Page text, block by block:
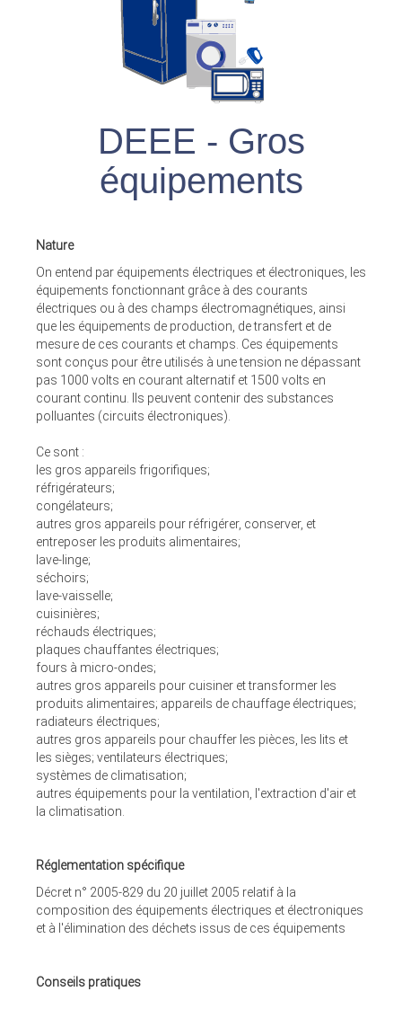
DEEE - Gros
équipements
Nature
On entend par équipements électriques et électroniques, les
équipements fonctionnant grâce à des courants
électriques ou à des champs électromagnétiques, ainsi
que les équipements de production, de transfert et de
mesure de ces courants et champs. Ces équipements
sont conçus pour être utilisés à une tension ne dépassant
pas 1000 volts en courant alternatif et 1500 volts en
courant continu. Ils peuvent contenir des substances
polluantes (circuits électroniques).
Ce sont :
les gros appareils frigorifiques;
réfrigérateurs;
congélateurs;
autres gros appareils pour réfrigérer, conserver, et
entreposer les produits alimentaires;
lave-linge;
séchoirs;
lave-vaisselle;
cuisinières;
réchauds électriques;
plaques chauffantes électriques;
fours à micro-ondes;
autres gros appareils pour cuisiner et transformer les
produits alimentaires; appareils de chauffage électriques;
radiateurs électriques;
autres gros appareils pour chauffer les pièces, les lits et
les sièges; ventilateurs électriques;
systèmes de climatisation;
autres équipements pour la ventilation, l'extraction d'air et
la climatisation.
Réglementation spécifique
Décret n° 2005-829 du 20 juillet 2005 relatif à la
composition des équipements électriques et électroniques
et à l'élimination des déchets issus de ces équipements
Conseils pratiques